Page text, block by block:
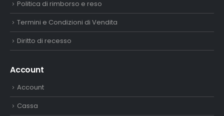
Politica di rimborso e reso
Termini e Condizioni di Vendita
Diritto di recesso
Account
Account
Cassa